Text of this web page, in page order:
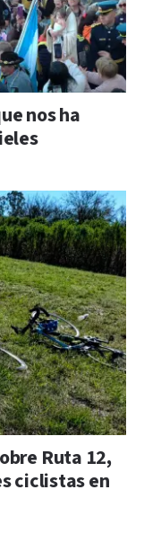
nos ha
Ruta 12,
ciclistas en